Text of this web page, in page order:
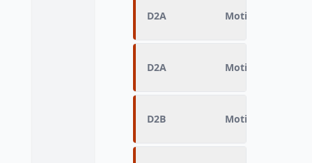
D2A Motif Origine du
D2A Motif Origine du
D2B Motif Origine de